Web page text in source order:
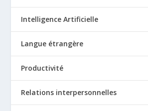
Intelligence Artificielle
Langue étrangère
Productivité
Relations interpersonnelles